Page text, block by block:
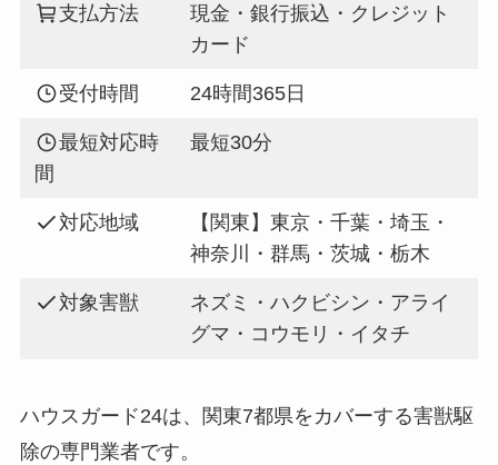
支払方法
現金・銀行振込・クレジット
カード
受付時間 24時間365日
最短対応時
間
最短30分
対応地域
【関東】東京・千葉・埼玉・
神奈川・群馬・茨城・栃木
対象害獣
ネズミ・ハクビシン・アライ
グマ・コウモリ・イタチ
ハウスガード24は、関東7都県をカバーする害獣駆
除の専門業者です。